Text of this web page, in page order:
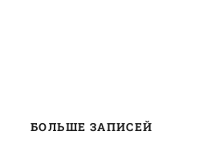
БОЛЬШЕ ЗАПИСЕЙ